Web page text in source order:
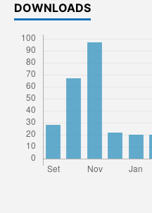
DOWNLOADS